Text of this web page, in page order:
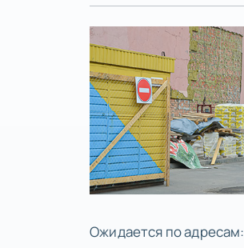
Ожидается по адресам: